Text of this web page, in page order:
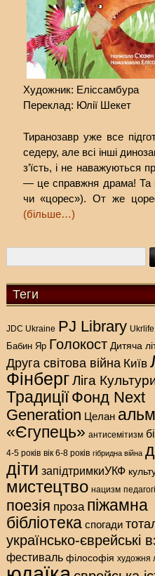
Художник: Еліссамбура
Переклад: Юлії Шекет
Тиранозавр уже все
седеру, але всі інші
з’їсть, і не наважуються
— це справжня драма! Та
чи «цорес»). От же
(більше…)
Теги
JDC Ukraine PJ Library
Бабин Яр Голокост Дитяча
Друга світова війна Київ
Фінберг Ліга
ТрадиціїФонд Next
Generation Целан
«Єгупець» антисемітизм
4-5 років вік 6-8 років гібридна війна
діти запідтримкиУКФ
мистецтво нацизм
поезія проза піжамна
бібліотека спогади
українсько-єврейські
фестиваль філософія художня